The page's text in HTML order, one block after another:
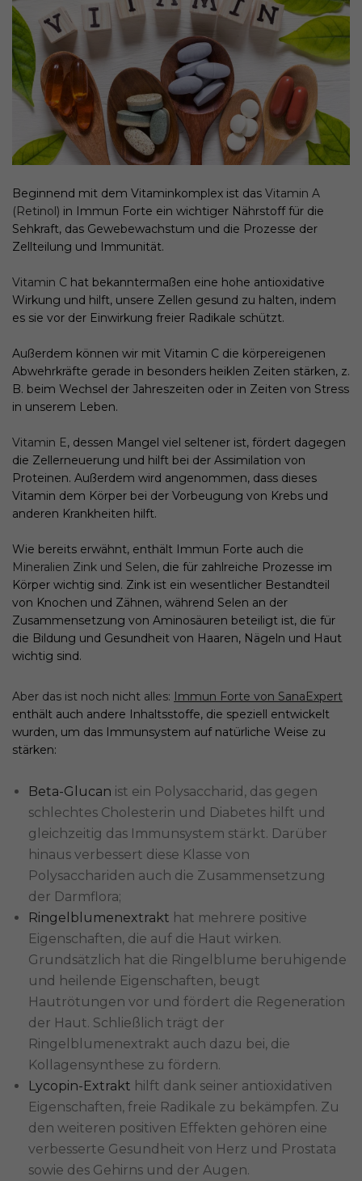
Beginnend mit dem Vitaminkomplex ist das Vitamin A
(Retinol) in Immun Forte ein wichtiger Nährstoff für die
Sehkraft, das Gewebewachstum und die Prozesse der
Zellteilung und Immunität.
Vitamin C hat bekanntermaßen eine hohe antioxidative
Wirkung und hilft, unsere Zellen gesund zu halten, indem
es sie vor der Einwirkung freier Radikale schützt.
Außerdem können wir mit Vitamin C die körpereigenen
Abwehrkräfte gerade in besonders heiklen Zeiten stärken, z.
B. beim Wechsel der Jahreszeiten oder in Zeiten von Stress
in unserem Leben.
Vitamin E, dessen Mangel viel seltener ist, fördert dagegen
die Zellerneuerung und hilft bei der Assimilation von
Proteinen. Außerdem wird angenommen, dass dieses
Vitamin dem Körper bei der Vorbeugung von Krebs und
anderen Krankheiten hilft.
Wie bereits erwähnt, enthält Immun Forte auch die
Mineralien Zink und Selen, die für zahlreiche Prozesse im
Körper wichtig sind. Zink ist ein wesentlicher Bestandteil
von Knochen und Zähnen, während Selen an der
Zusammensetzung von Aminosäuren beteiligt ist, die für
die Bildung und Gesundheit von Haaren, Nägeln und Haut
wichtig sind.
Aber das ist noch nicht alles:
Immun Forte von SanaExpert
enthält auch andere Inhaltsstoffe, die speziell entwickelt
wurden, um das Immunsystem auf natürliche Weise zu
stärken:
Beta-Glucan ist ein Polysaccharid, das gegen
schlechtes Cholesterin und Diabetes hilft und
gleichzeitig das Immunsystem stärkt. Darüber
hinaus verbessert diese Klasse von
Polysacchariden auch die Zusammensetzung
der Darmflora;
Ringelblumenextrakt hat mehrere positive
Eigenschaften, die auf die Haut wirken.
Grundsätzlich hat die Ringelblume beruhigende
und heilende Eigenschaften, beugt
Hautrötungen vor und fördert die Regeneration
der Haut. Schließlich trägt der
Ringelblumenextrakt auch dazu bei, die
Kollagensynthese zu fördern.
Lycopin-Extrakt hilft dank seiner antioxidativen
Eigenschaften, freie Radikale zu bekämpfen. Zu
den weiteren positiven Effekten gehören eine
verbesserte Gesundheit von Herz und Prostata
sowie des Gehirns und der Augen.